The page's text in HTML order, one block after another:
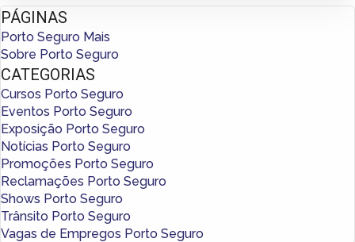
PÁGINAS
Porto Seguro Mais
Sobre Porto Seguro
CATEGORIAS
Cursos Porto Seguro
Eventos Porto Seguro
Exposição Porto Seguro
Notícias Porto Seguro
Promoções Porto Seguro
Reclamações Porto Seguro
Shows Porto Seguro
Trânsito Porto Seguro
Vagas de Empregos Porto Seguro